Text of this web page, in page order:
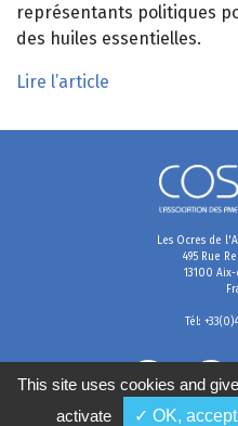
représentants politiques
des huiles essentielles.
Lire l’article
Les Ocres de
495 Rue
13100
Tél:
This site uses cookies and
activate
✓ OK, accept